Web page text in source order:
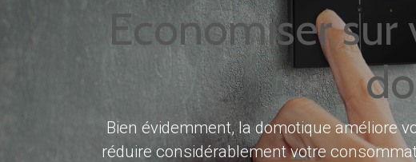
Economiser
Bien évidemment, la domotique améliore
réduire considérablement votre